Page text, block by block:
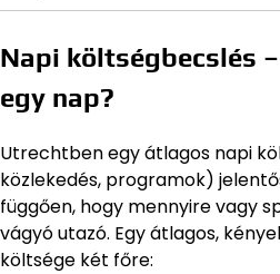
Napi költségbecslés
egy nap?
Utrechtben egy átlagos napi
közlekedés, programok)
függően, hogy mennyire vagy
vágyó utazó. Egy átlagos,
költsége két főre: